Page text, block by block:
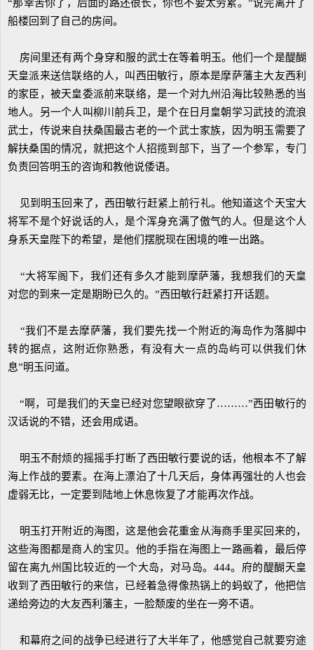
“那幸苦你了，后面的路还很长，你也不要太劳累。”说完离开了
船楼回到了自己的房间。
房间里还有两个身穿和服的武士在等着明玉。他们一个是醍醐
天皇派来送信联络的人，叫西田敏行，原本是摩萨藩主大友西利
的家臣，被天皇委派前来联络，是一个对九州沿海比较熟悉的当
地人。另一个人叫柳川前兵卫，是个在日月皇朝学习武技的流浪
武士，传说来自扶桑国最古老的一个武士家族，因为明玉需要了
解扶桑国的情况，就把这个人招揽到部下，当了一个参军，专门
负责回答明玉的咨询和教他说倭语。
见到明玉回来了，西田敏行赶紧上前行礼。他知道这个天宝大
将军不是个好说话的人，是个浑身充满了傲气的人。但是这个人
身系天皇陛下的希望，是他们摆脱现在困境的唯一出路。
“大将军阁下，我们还有多久才能到摩萨藩，我想我们的天皇
对您的到来一定是期盼已久的。”西田敏行赶紧打开话题。
“我们不是去摩萨藩，我们要先找一个附近的海岛作为落脚中
转的据点，这附近你熟悉，有没有大一点的岛屿可以供我们休
息”明玉问道。
“啊，可是我们的天皇已经对您望眼欲穿了………”西田敏行的
汉话说的不错，还会用成语。
明玉不耐烦的摇摇手打断了西田敏行要说的话，他根本不了解
海上作战的要素。在海上漂泊了十几天后，身体再强壮的人也会
虚弱无比，一定要到陆地上休息恢复了才能再次作战。
明玉打开附近的海图，这是他会花重金从海商手里买回来的，
这些海图都是商人的宝贝。他的手指在海图上一路画着，最后停
留在离九州国比较近的一个大岛，对马岛。444。府的醍醐天皇
收到了西田敏行的来信，已经着急得像热锅上的蚂蚁了，他把信
递给旁边的大友西利藩主，一脸颓废的坐在一旁不语。
和幕府之间的战争已经进行了大半年了，他感觉自己就要穷途